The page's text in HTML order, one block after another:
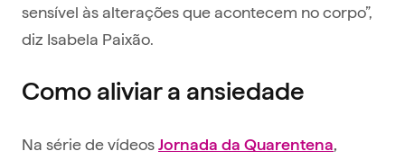
sensível às alterações que acontecem no corpo”,
diz Isabela Paixão.
Como aliviar a ansiedade
Na série de vídeos Jornada da Quarentena,